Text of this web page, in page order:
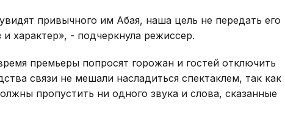
привычного им Абая, наша цель не передать его
характер», - подчеркнула режиссер.
премьеры попросят горожан и гостей отключить
связи не мешали насладиться спектаклем, так как
пропустить ни одного звука и слова, сказанные